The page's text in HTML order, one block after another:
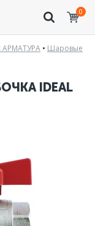
0
• Шаровые
IDEAL